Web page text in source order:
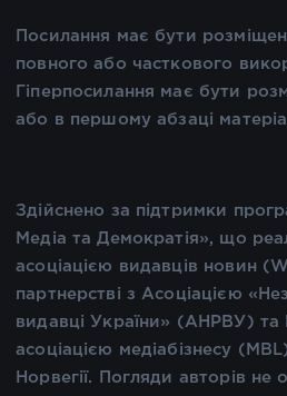
Посилання має бути
повного або часткового
Гіперпосилання має бути
або в першому абзаці
Здійснено за підтримки
Медіа та Демократія», що
асоціацією видавців новин
партнерстві з Асоціацією
видавці України» (АНРВУ) та
асоціацією медіабізнесу
Норвегії. Погляди авторів не